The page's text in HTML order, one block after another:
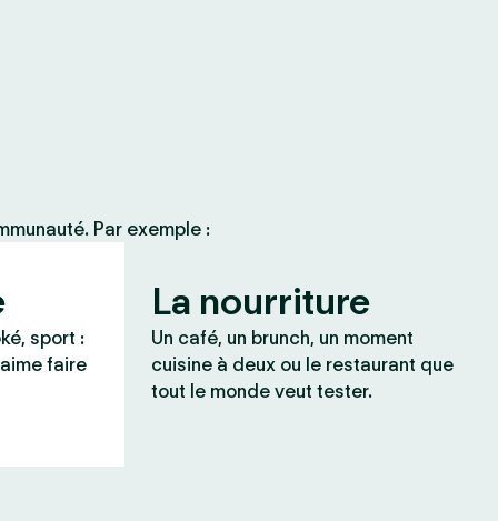
Par exemple :
sport :
faire
La nourriture
Un café, un brunch, un moment
cuisine à deux ou le restaurant que
tout le monde veut tester.